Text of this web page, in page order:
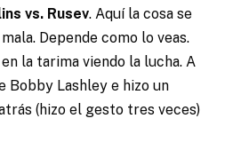
vs. Rusev. Aquí la cosa se
Depende como lo veas.
la tarima viendo la lucha. A
Bobby Lashley e hizo un
(hizo el gesto tres veces)